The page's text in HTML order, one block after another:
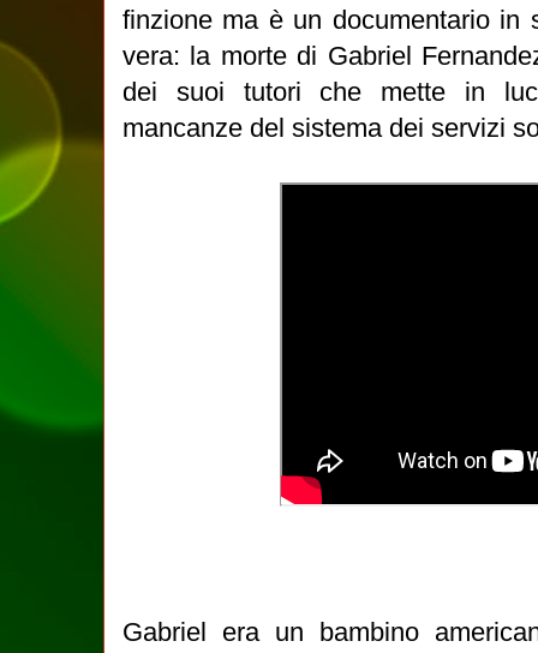
finzione ma è un documentario in
vera: la morte di Gabriel
dei suoi tutori che mette in
mancanze del sistema dei servizi
Gabriel era un bambino